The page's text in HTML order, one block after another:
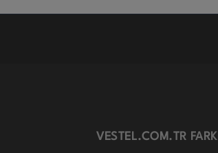
VESTEL.COM.TR FARKI